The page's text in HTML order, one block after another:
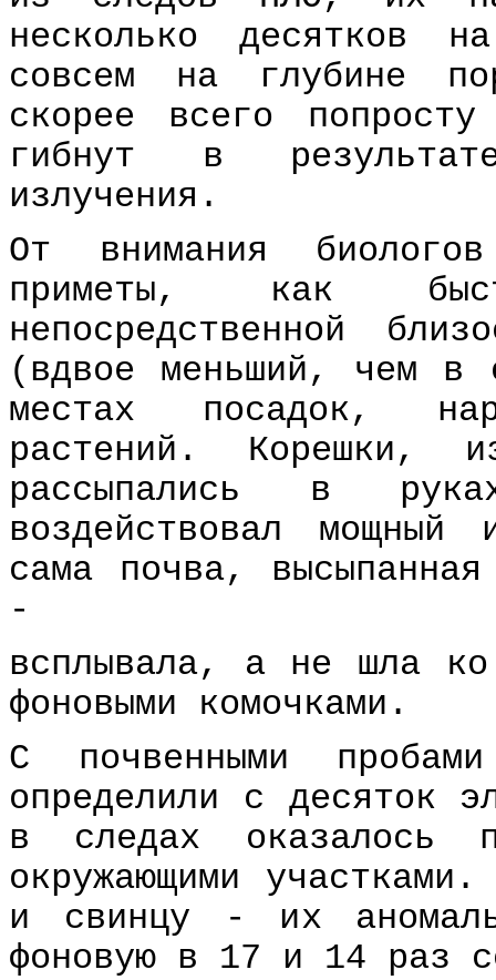
несколько десятков
совсем на глубине
скорее всего
гибнут в
излучения.
От внимания
приметы, как
непосредственной
(вдвое меньший, чем в
местах посадок,
растений. Корешки,
рассыпались в
воздействовал
сама почва,
-
всплывала, а не шла
фоновыми комочками.
С почвенными
определили с десяток
в следах оказалось
окружающими
и свинцу - их
фоновую в 17 и 14 раз